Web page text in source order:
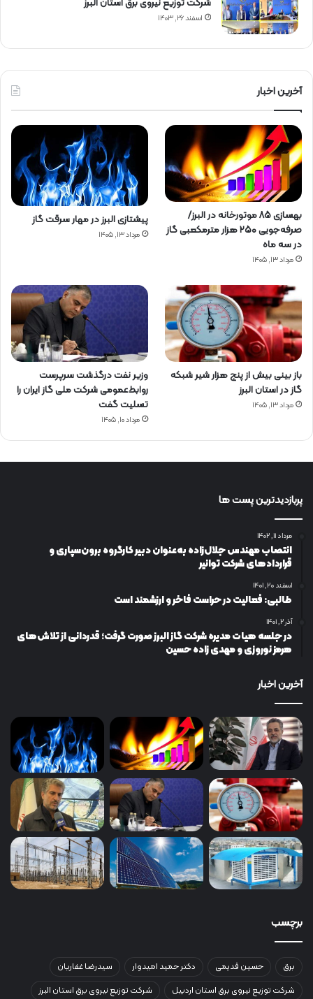
شركت توزیع نیروی برق استان البرز
اسفند ۲۶, ۱۴۰۳
آخرین اخبار
بهسازی ۸۵ موتورخانه در البرز/
صرفه‌جویی ۲۵۰ هزار مترمکعبی گاز
در سه ماه
مرداد ۱۳, ۱۴۰۵
پیشتازی البرز در مهار سرقت گاز
مرداد ۱۳, ۱۴۰۵
باز بینی بیش از پنج هزار شیر شبکه
گاز در استان البرز
مرداد ۱۳, ۱۴۰۵
وزیر نفت درگذشت سرپرست
روابط‌عمومی شرکت ملی گاز ایران را
تسلیت گفت
مرداد ۱۰, ۱۴۰۵
پربازدیدترین پست ها
مرداد ۱۱, ۱۴۰۲
انتصاب مهندس جلال‌زاده به‌عنوان دبیر كارگروه برون‌سپاری و
قراردادهای شركت توانیر
اسفند ۲۰, ۱۴۰۱
طالبی: فعالیت در حراست فاخر و ارزشمند است
آذر ۲, ۱۴۰۱
در جلسه هیات مدیره شرکت گاز البرز صورت گرفت؛ قدردانی از تلاش‌های
هرمز نوروزی و مهدی زاده حسین
آخرین اخبار
برچسب
برق حسین قدیمی دکتر حمید امیدوار
سیدرضا غفاریان
شرکت توزیع نیروی برق استان اردبیل
شرکت توزیع نیروی برق استان البرز